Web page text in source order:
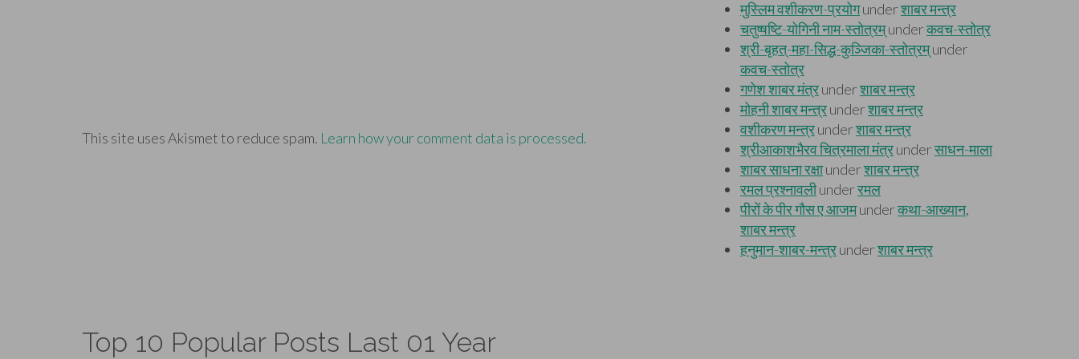
This site uses Akismet to reduce spam. Learn how your comment data is processed.
Top 10 Popular Posts Last 01 Year